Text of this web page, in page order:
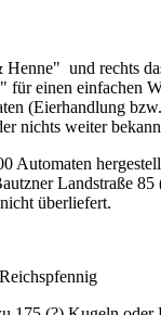
und rechts
einen einfachen
(Eierhandlung
nichts weiter
Automaten
Landstraße
überliefert.